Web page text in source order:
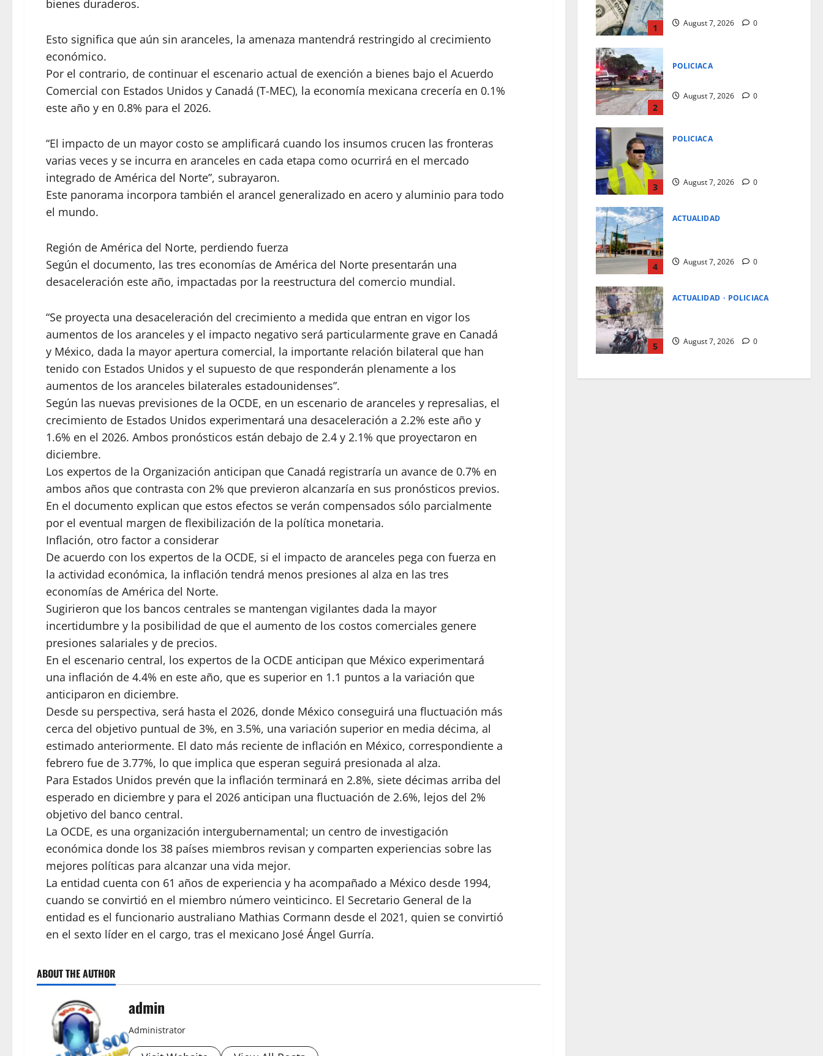
bienes duraderos.
Esto significa que aún sin aranceles, la amenaza mantendrá restringido al crecimiento
económico.
Por el contrario, de continuar el escenario actual de exención a bienes bajo el Acuerdo
Comercial con Estados Unidos y Canadá (T-MEC), la economía mexicana crecería en 0.1%
este año y en 0.8% para el 2026.
“El impacto de un mayor costo se amplificará cuando los insumos crucen las fronteras
varias veces y se incurra en aranceles en cada etapa como ocurrirá en el mercado
integrado de América del Norte”, subrayaron.
Este panorama incorpora también el arancel generalizado en acero y aluminio para todo
el mundo.
Región de América del Norte, perdiendo fuerza
Según el documento, las tres economías de América del Norte presentarán una
desaceleración este año, impactadas por la reestructura del comercio mundial.
“Se proyecta una desaceleración del crecimiento a medida que entran en vigor los
aumentos de los aranceles y el impacto negativo será particularmente grave en Canadá
y México, dada la mayor apertura comercial, la importante relación bilateral que han
tenido con Estados Unidos y el supuesto de que responderán plenamente a los
aumentos de los aranceles bilaterales estadounidenses”.
Según las nuevas previsiones de la OCDE, en un escenario de aranceles y represalias, el
crecimiento de Estados Unidos experimentará una desaceleración a 2.2% este año y
1.6% en el 2026. Ambos pronósticos están debajo de 2.4 y 2.1% que proyectaron en
diciembre.
Los expertos de la Organización anticipan que Canadá registraría un avance de 0.7% en
ambos años que contrasta con 2% que previeron alcanzaría en sus pronósticos previos.
En el documento explican que estos efectos se verán compensados sólo parcialmente
por el eventual margen de flexibilización de la política monetaria.
Inflación, otro factor a considerar
De acuerdo con los expertos de la OCDE, si el impacto de aranceles pega con fuerza en
la actividad económica, la inflación tendrá menos presiones al alza en las tres
economías de América del Norte.
Sugirieron que los bancos centrales se mantengan vigilantes dada la mayor
incertidumbre y la posibilidad de que el aumento de los costos comerciales genere
presiones salariales y de precios.
En el escenario central, los expertos de la OCDE anticipan que México experimentará
una inflación de 4.4% en este año, que es superior en 1.1 puntos a la variación que
anticiparon en diciembre.
Desde su perspectiva, será hasta el 2026, donde México conseguirá una fluctuación más
cerca del objetivo puntual de 3%, en 3.5%, una variación superior en media décima, al
estimado anteriormente. El dato más reciente de inflación en México, correspondiente a
febrero fue de 3.77%, lo que implica que esperan seguirá presionada al alza.
Para Estados Unidos prevén que la inflación terminará en 2.8%, siete décimas arriba del
esperado en diciembre y para el 2026 anticipan una fluctuación de 2.6%, lejos del 2%
objetivo del banco central.
La OCDE, es una organización intergubernamental; un centro de investigación
económica donde los 38 países miembros revisan y comparten experiencias sobre las
mejores políticas para alcanzar una vida mejor.
La entidad cuenta con 61 años de experiencia y ha acompañado a México desde 1994,
cuando se convirtió en el miembro número veinticinco. El Secretario General de la
entidad es el funcionario australiano Mathias Cormann desde el 2021, quien se convirtió
en el sexto líder en el cargo, tras el mexicano José Ángel Gurría.
ABOUT THE AUTHOR
admin
Administrator
1 August 7, 2026 0
2
POLICIACA
August 7, 2026 0
3
POLICIACA
August 7, 2026 0
4
ACTUALIDAD
August 7, 2026 0
5
ACTUALIDAD POLICIACA
August 7, 2026 0